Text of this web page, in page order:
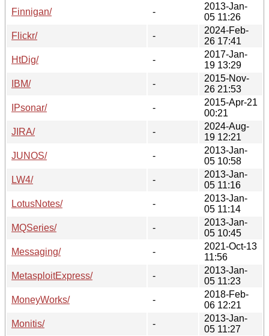
Finnigan/
-
2013-Jan-
05 11:26
Flickr/
-
2024-Feb-
26 17:41
HtDig/
-
2017-Jan-
19 13:29
IBM/
-
2015-Nov-
26 21:53
IPsonar/
-
2015-Apr-21
00:21
JIRA/
-
2024-Aug-
19 12:21
JUNOS/
-
2013-Jan-
05 10:58
LW4/
-
2013-Jan-
05 11:16
LotusNotes/
-
2013-Jan-
05 11:14
MQSeries/
-
2013-Jan-
05 10:45
Messaging/
-
2021-Oct-13
11:56
MetasploitExpress/
-
2013-Jan-
05 11:23
MoneyWorks/
-
2018-Feb-
06 12:21
Monitis/
-
2013-Jan-
05 11:27